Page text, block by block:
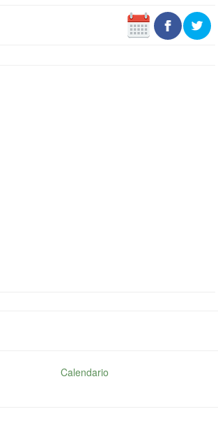
Calendario